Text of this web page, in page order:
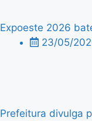
Expoeste 2026
23/05/
Prefeitura divulga